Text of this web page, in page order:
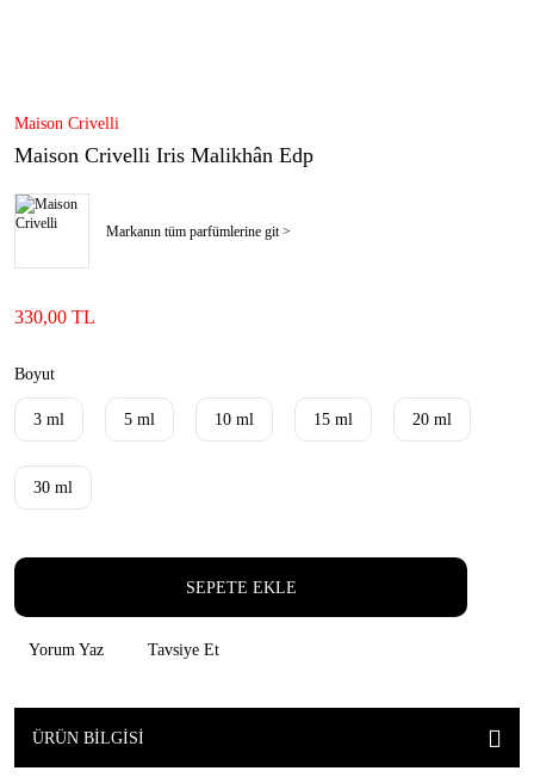
Maison Crivelli
Maison Crivelli Iris Malikhân Edp
Markanın tüm parfümlerine git >
330,00 TL
Boyut
3 ml 5 ml 10 ml 15 ml 20 ml
30 ml
SEPETE EKLE
Yorum Yaz Tavsiye Et
ÜRÜN BILGISI